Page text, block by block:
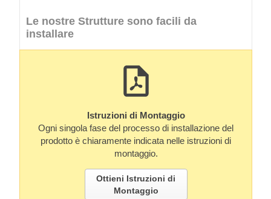
Le nostre Strutture sono facili da
installare
Istruzioni di Montaggio
Ogni singola fase del processo di installazione del
prodotto è chiaramente indicata nelle istruzioni di
montaggio.
Ottieni Istruzioni di
Montaggio